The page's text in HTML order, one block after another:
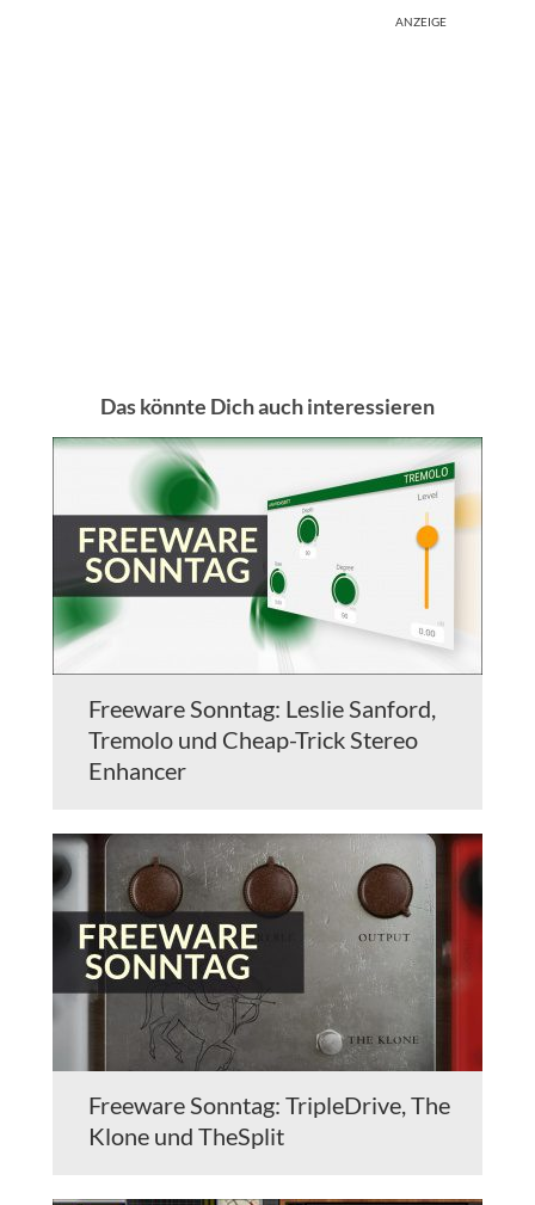
ANZEIGE
Das könnte Dich auch interessieren
Freeware Sonntag: Leslie Sanford,
Tremolo und Cheap-Trick Stereo
Enhancer
Freeware Sonntag: TripleDrive, The
Klone und TheSplit